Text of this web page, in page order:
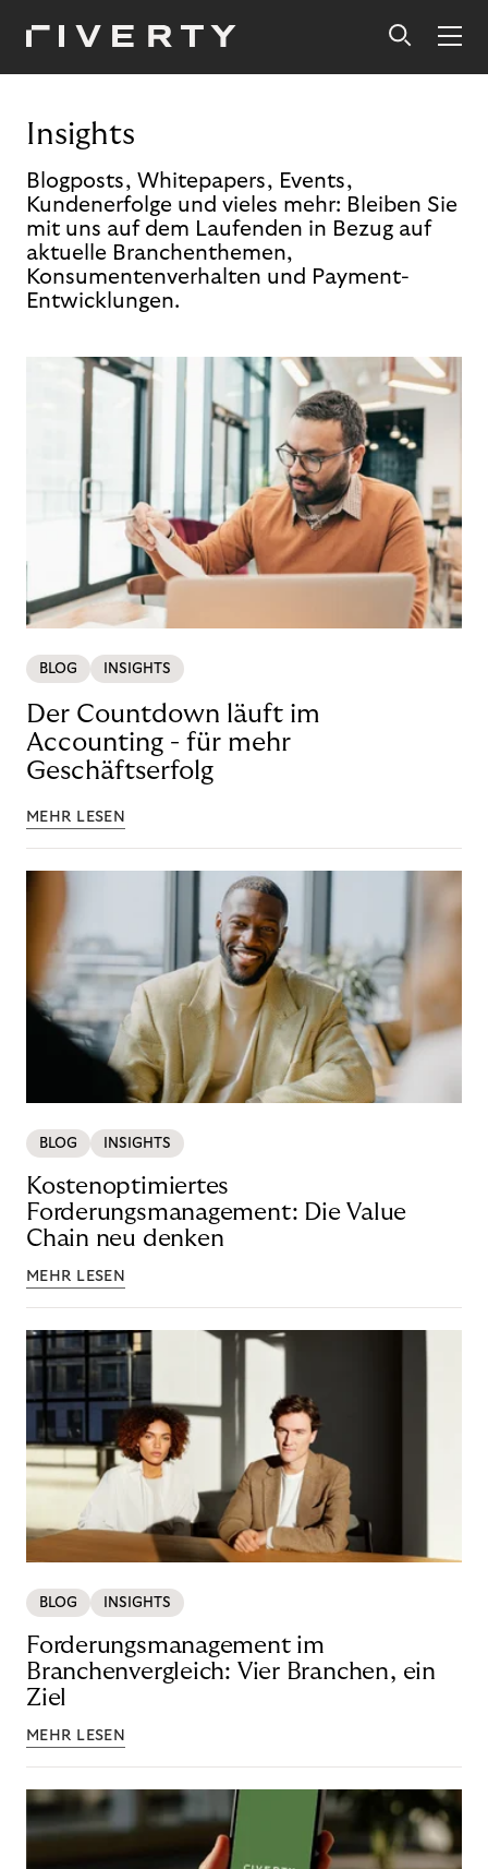
Insights
Blogposts, Whitepapers, Events,
Kundenerfolge und vieles mehr: Bleiben Sie
mit uns auf dem Laufenden in Bezug auf
aktuelle Branchenthemen,
Konsumentenverhalten und Payment-
Entwicklungen.
BLOG INSIGHTS
Der Countdown läuft im
Accounting - für mehr
Geschäftserfolg
MEHR LESEN
BLOG INSIGHTS
Kostenoptimiertes
Forderungsmanagement: Die Value
Chain neu denken
MEHR LESEN
BLOG INSIGHTS
Forderungsmanagement im
Branchenvergleich: Vier Branchen, ein
Ziel
MEHR LESEN